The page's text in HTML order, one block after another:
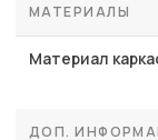
МАТЕРИАЛЫ
Материал
ДОП.